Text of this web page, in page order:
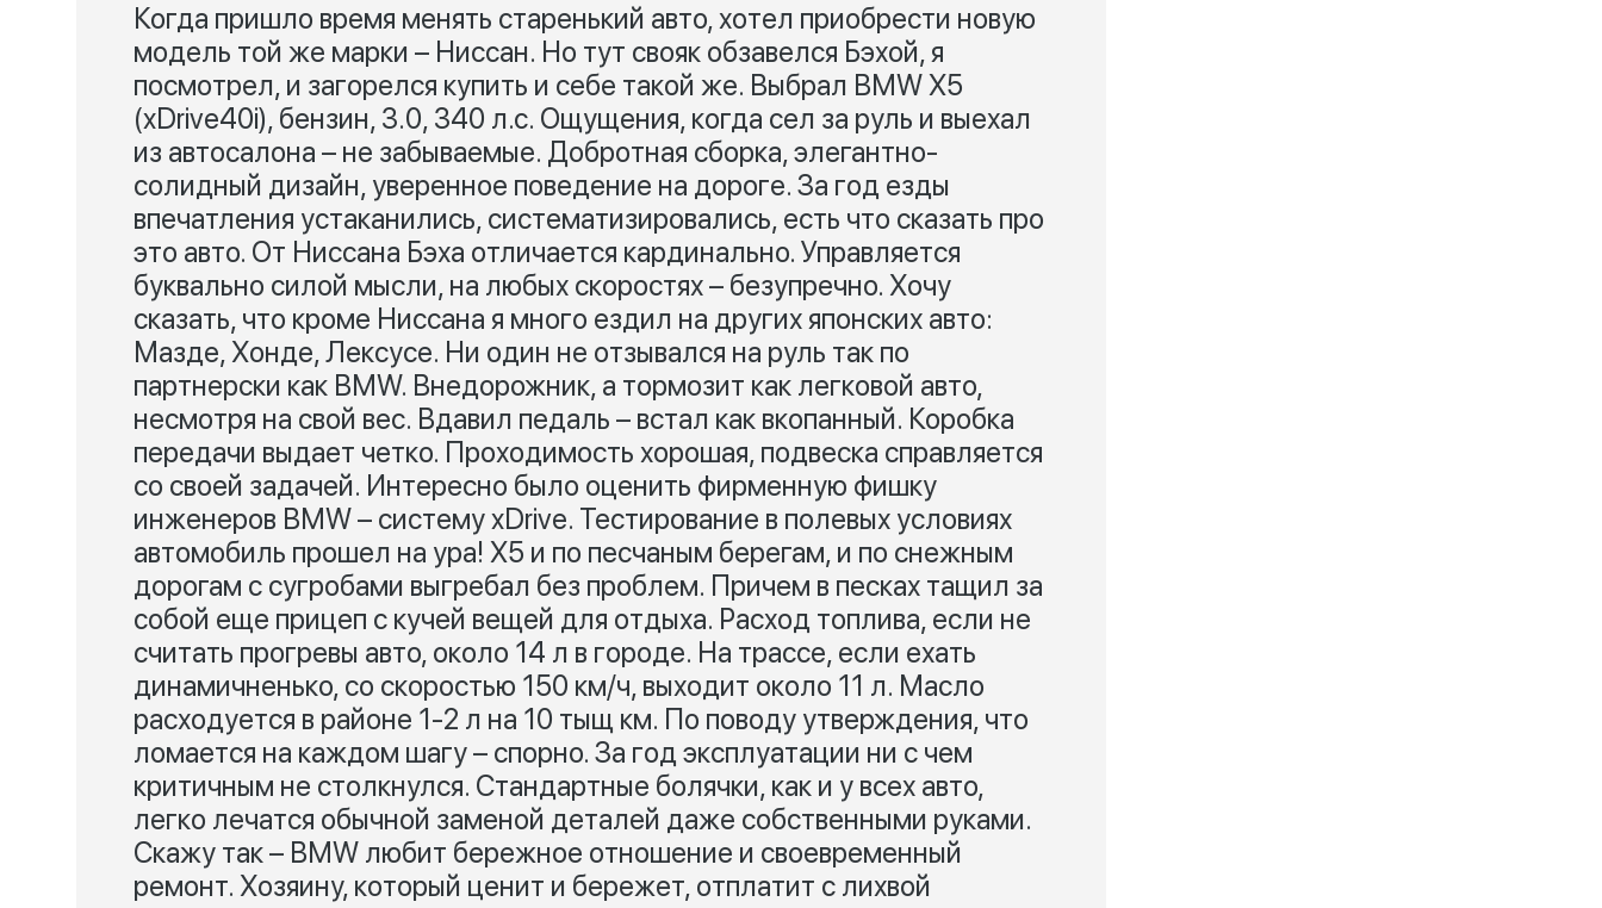
Когда пришло время менять старенький авто, хотел приобрести новую
модель той же марки – Ниссан. Но тут свояк обзавелся Бэхой, я
посмотрел, и загорелся купить и себе такой же. Выбрал BMW X5
(xDrive40i), бензин, 3.0, 340 л.с. Ощущения, когда сел за руль и выехал
из автосалона – не забываемые. Добротная сборка, элегантно-
солидный дизайн, уверенное поведение на дороге. За год езды
впечатления устаканились, систематизировались, есть что сказать про
это авто. От Ниссана Бэха отличается кардинально. Управляется
буквально силой мысли, на любых скоростях – безупречно. Хочу
сказать, что кроме Ниссана я много ездил на других японских авто:
Мазде, Хонде, Лексусе. Ни один не отзывался на руль так по
партнерски как BMW. Внедорожник, а тормозит как легковой авто,
несмотря на свой вес. Вдавил педаль – встал как вкопанный. Коробка
передачи выдает четко. Проходимость хорошая, подвеска справляется
со своей задачей. Интересно было оценить фирменную фишку
инженеров BMW – систему xDrive. Тестирование в полевых условиях
автомобиль прошел на ура! X5 и по песчаным берегам, и по снежным
дорогам с сугробами выгребал без проблем. Причем в песках тащил за
собой еще прицеп с кучей вещей для отдыха. Расход топлива, если не
считать прогревы авто, около 14 л в городе. На трассе, если ехать
динамичненько, со скоростью 150 км/ч, выходит около 11 л. Масло
расходуется в районе 1-2 л на 10 тыщ км. По поводу утверждения, что
ломается на каждом шагу – спорно. За год эксплуатации ни с чем
критичным не столкнулся. Стандартные болячки, как и у всех авто,
легко лечатся обычной заменой деталей даже собственными руками.
Скажу так – BMW любит бережное отношение и своевременный
ремонт. Хозяину, который ценит и бережет, отплатит с лихвой